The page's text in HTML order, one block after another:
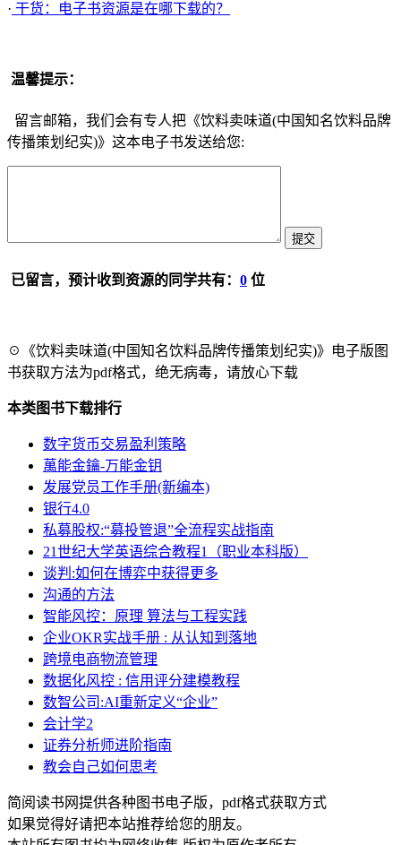
· 干货：电子书资源是在哪下载的？
温馨提示：
留言邮箱，我们会有专人把《饮料卖味道(中国知名饮料品牌
传播策划纪实)》这本电子书发送给您:
已留言，预计收到资源的同学共有： 0 位
☉《饮料卖味道(中国知名饮料品牌传播策划纪实)》电子版图
书获取方法为pdf格式，绝无病毒，请放心下载
本类图书下载排行
数字货币交易盈利策略
萬能金鑰-万能金钥
发展党员工作手册(新编本)
银行4.0
私募股权:“募投管退”全流程实战指南
21世纪大学英语综合教程1（职业本科版）
谈判:如何在博弈中获得更多
沟通的方法
智能风控：原理 算法与工程实践
企业OKR实战手册 : 从认知到落地
跨境电商物流管理
数据化风控 : 信用评分建模教程
数智公司:AI重新定义“企业”
会计学2
证券分析师进阶指南
教会自己如何思考
简阅读书网提供各种图书电子版，pdf格式获取方式
如果觉得好请把本站推荐给您的朋友。